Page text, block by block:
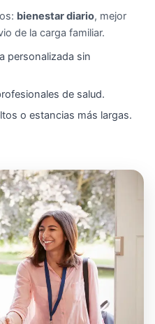
bienestar diario, mejor
de la carga familiar.
personalizada sin
de salud.
o estancias más largas.